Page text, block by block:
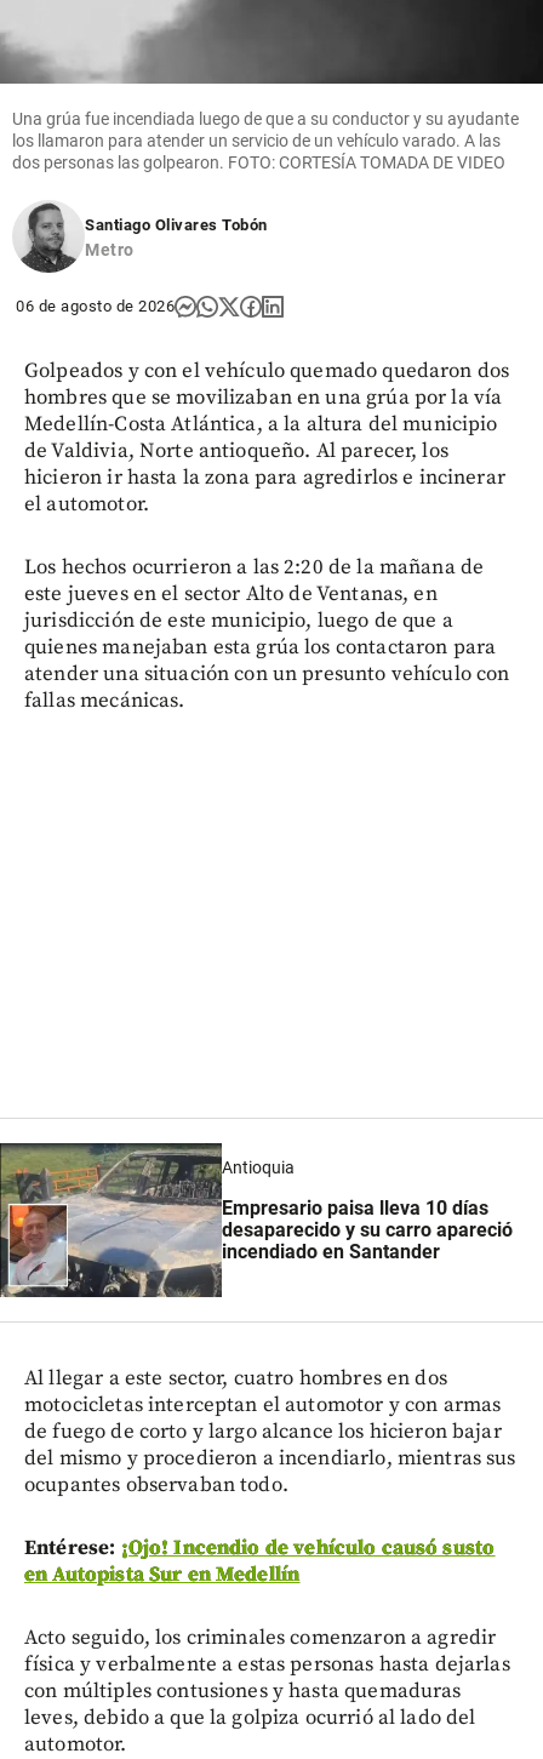
Una grúa fue incendiada luego de que a su conductor y su ayudante
los llamaron para atender un servicio de un vehículo varado. A las
dos personas las golpearon. FOTO: CORTESÍA TOMADA DE VIDEO
Santiago Olivares Tobón
Metro
06 de agosto de 2026
Golpeados y con el vehículo quemado quedaron dos
hombres que se movilizaban en una grúa por la vía
Medellín-Costa Atlántica, a la altura del municipio
de Valdivia, Norte antioqueño. Al parecer, los
hicieron ir hasta la zona para agredirlos e incinerar
el automotor.
Los hechos ocurrieron a las 2:20 de la mañana de
este jueves en el sector Alto de Ventanas, en
jurisdicción de este municipio, luego de que a
quienes manejaban esta grúa los contactaron para
atender una situación con un presunto vehículo con
fallas mecánicas.
Antioquia
Empresario paisa lleva 10 días
desaparecido y su carro apareció
incendiado en Santander
Al llegar a este sector, cuatro hombres en dos
motocicletas interceptan el automotor y con armas
de fuego de corto y largo alcance los hicieron bajar
del mismo y procedieron a incendiarlo, mientras sus
ocupantes observaban todo.
Entérese: ¡Ojo! Incendio de vehículo causó susto
en Autopista Sur en Medellín
Acto seguido, los criminales comenzaron a agredir
física y verbalmente a estas personas hasta dejarlas
con múltiples contusiones y hasta quemaduras
leves, debido a que la golpiza ocurrió al lado del
automotor.